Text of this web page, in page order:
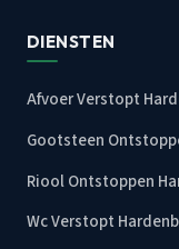
DIENSTEN
Afvoer Verstopt
Gootsteen
Riool Ontstoppen
Wc Verstopt